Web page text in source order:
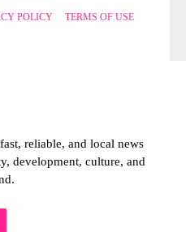
POLICY
TERMS OF USE
reliable, and local news
development, culture, and